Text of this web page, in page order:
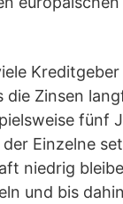
Zinsen
fünf
Einzelne
niedrig
und bis